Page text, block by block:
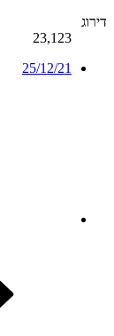
דירוג
23,123
25/12/21